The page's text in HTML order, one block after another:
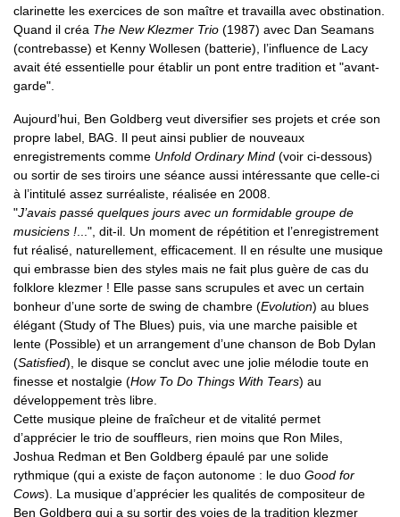
clarinette les exercices de son maître et travailla avec obstination.
Quand il créa The New Klezmer Trio (1987) avec Dan Seamans
(contrebasse) et Kenny Wollesen (batterie), l’influence de Lacy
avait été essentielle pour établir un pont entre tradition et "avant-
garde".
Aujourd’hui, Ben Goldberg veut diversifier ses projets et crée son
propre label, BAG. Il peut ainsi publier de nouveaux
enregistrements comme Unfold Ordinary Mind (voir ci-dessous)
ou sortir de ses tiroirs une séance aussi intéressante que celle-ci
à l’intitulé assez surréaliste, réalisée en 2008.
"J’avais passé quelques jours avec un formidable groupe de
musiciens ! ...", dit-il. Un moment de répétition et l’enregistrement
fut réalisé, naturellement, efficacement. Il en résulte une musique
qui embrasse bien des styles mais ne fait plus guère de cas du
folklore klezmer ! Elle passe sans scrupules et avec un certain
bonheur d’une sorte de swing de chambre (Evolution) au blues
élégant (Study of The Blues) puis, via une marche paisible et
lente (Possible) et un arrangement d’une chanson de Bob Dylan
(Satisfied), le disque se conclut avec une jolie mélodie toute en
finesse et nostalgie (How To Do Things With Tears) au
développement très libre.
Cette musique pleine de fraîcheur et de vitalité permet
d’apprécier le trio de souffleurs, rien moins que Ron Miles,
Joshua Redman et Ben Goldberg épaulé par une solide
rythmique (qui a existe de façon autonome : le duo Good for
Cows). La musique d’apprécier les qualités de compositeur de
Ben Goldberg qui a su sortir des voies de la tradition klezmer